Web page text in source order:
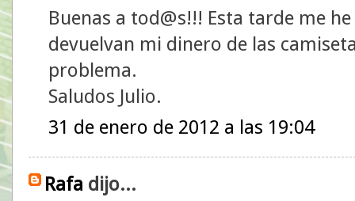
Buenas a tod@s!!! Esta tarde me
devuelvan mi dinero de las
problema.
Saludos Julio.
31 de enero de 2012 a las 19:04
Rafa dijo...